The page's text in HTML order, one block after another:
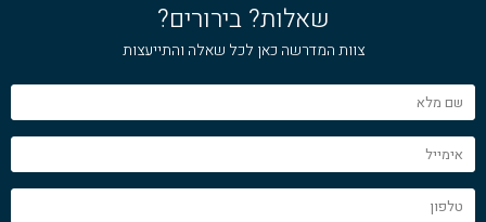
שאלות? בירורים?
צוות המדרשה כאן לכל שאלה והתייעצות
שם
מלא
אימייל
טלפון